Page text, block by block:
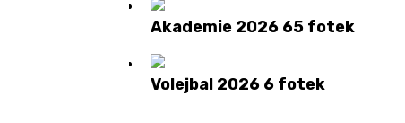
Akademie 2026 65 fotek
Volejbal 2026 6 fotek